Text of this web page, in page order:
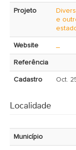
Projeto
e
Website
Referência
Cadastro
Localidade
Município